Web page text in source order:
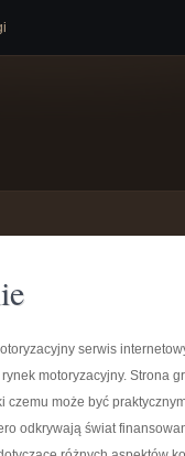
serwis
motoryzacyjny. Strona
czemu może być
odkrywają świat